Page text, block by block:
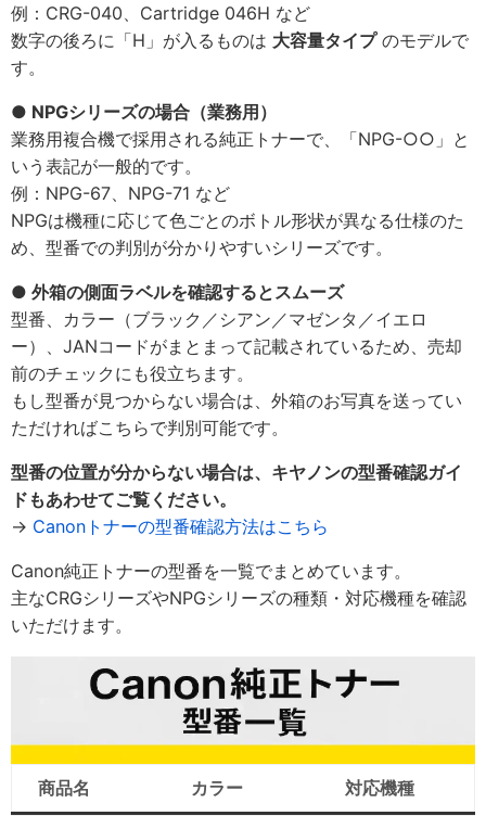
例：CRG-040、Cartridge 046H など
数字の後ろに「H」が入るものは 大容量タイプのモデルで
す。
● NPGシリーズの場合（業務用）
業務用複合機で採用される純正トナーで、「NPG-○○」と
いう表記が一般的です。
例：NPG-67、NPG-71 など
NPGは機種に応じて色ごとのボトル形状が異なる仕様のた
め、型番での判別が分かりやすいシリーズです。
● 外箱の側面ラベルを確認するとスムーズ
型番、カラー（ブラック／シアン／マゼンタ／イエロ
ー）、JANコードがまとまって記載されているため、売却
前のチェックにも役立ちます。
もし型番が見つからない場合は、外箱のお写真を送ってい
ただければこちらで判別可能です。
型番の位置が分からない場合は、キヤノンの型番確認ガイ
ドもあわせてご覧ください。
→ Canonトナーの型番確認方法はこちら
Canon純正トナーの型番を一覧でまとめています。
主なCRGシリーズやNPGシリーズの種類・対応機種を確認
いただけます。
商品名 カラー 対応機種